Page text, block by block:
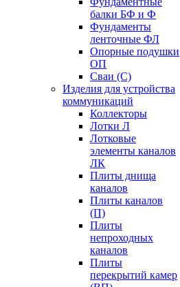
балки БФ и Ф
Фундаменты
ленточные ФЛ
Опорные подушки
ОП
Сваи (С)
Изделия для устройства
коммуникаций
Коллекторы
Лотки Л
Лотковые
элементы каналов
ЛК
Плиты днища
каналов
Плиты каналов
(П)
Плиты
непроходных
каналов
Плиты
перекрытий камер